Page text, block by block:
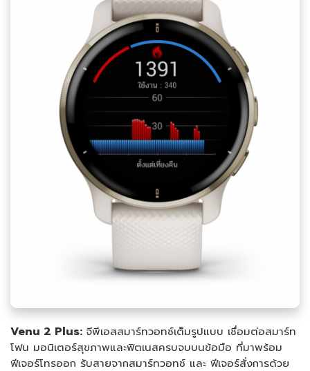
Venu 2 Plus: จีพีเอสสมาร์ทวอทช์เต็มรูปแบบ เชื่อมต่อสมาร์ท
โฟน มอนิเตอร์สุขภาพและฟิตเนสครบจบบนข้อมือ ที่มาพร้อม
ฟีเจอร์โทรออก รับสายจากสมาร์ทวอทช์ และ ฟีเจอร์สั่งการด้วย